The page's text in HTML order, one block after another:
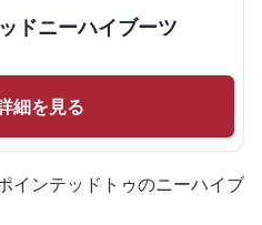
ドニーハイブーツ
細を見る
インテッドトゥのニーハイブ